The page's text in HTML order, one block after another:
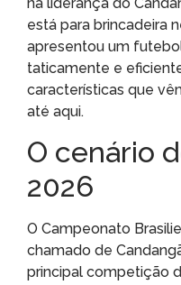
está para brincadeira
apresentou um
taticamente e
características que
até aqui.
O cenário
2026
O Campeonato
chamado de
principal competição